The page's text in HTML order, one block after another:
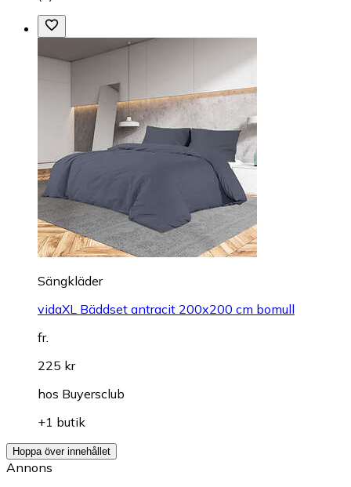
Sängkläder
vidaXL Bäddset antracit 200x200 cm bomull
fr.
225 kr
hos Buyersclub
+1 butik
Hoppa över innehållet
Annons